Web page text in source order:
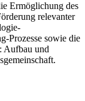
Ermöglichung des
relevanter
Prozesse sowie die
Aufbau und